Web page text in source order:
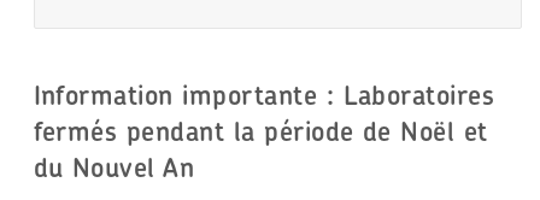
Information importante : Laboratoires
fermés pendant la période de Noël et
du Nouvel An